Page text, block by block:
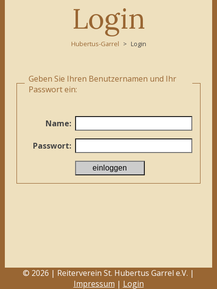
Login
Hubertus-Garrel Login
Geben Sie Ihren Benutzernamen und Ihr
Passwort ein:
Name:
Passwort:
© 2026 | Reiterverein St. Hubertus Garrel e.V. |
Impressum | Login